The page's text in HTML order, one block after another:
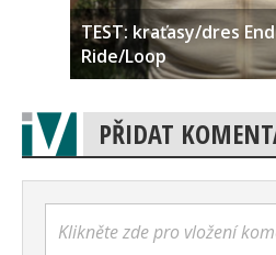
TEST: kraťasy/dres
Ride/Loop
PŘIDAT
Klikněte zde pro vložení